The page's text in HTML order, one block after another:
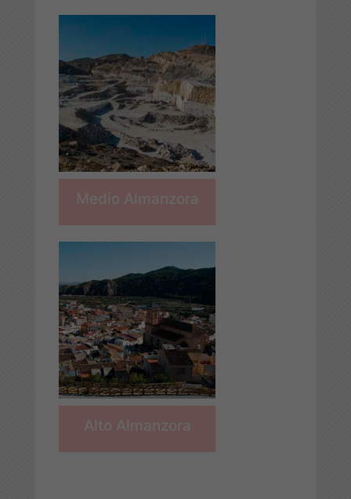
Medio Almanzora
Alto Almanzora